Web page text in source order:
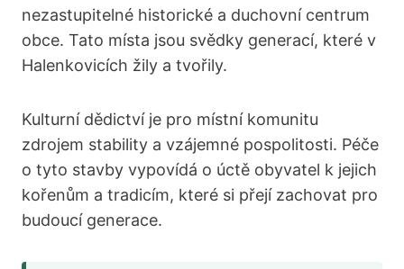
nezastupitelné historické a duchovní centrum
obce. Tato místa jsou svědky generací, které v
Halenkovicích žily a tvořily.
Kulturní dědictví je pro místní komunitu
zdrojem stability a vzájemné pospolitosti. Péče
o tyto stavby vypovídá o úctě obyvatel k jejich
kořenům a tradicím, které si přejí zachovat pro
budoucí generace.